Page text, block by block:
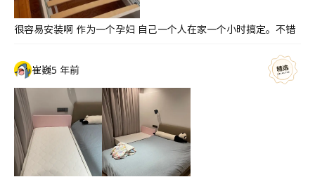
很容易安装啊 作为一个孕妇 自己一个人在家一个小时搞定。不错
崔巍5 年前